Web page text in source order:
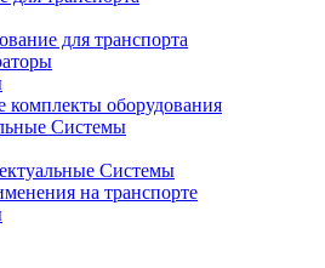
для транспорта
комплекты оборудования
Системы
Системы
на транспорте